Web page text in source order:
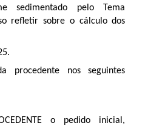
sedimentado pelo Tema
refletir sobre o cálculo dos
procedente nos seguintes
o pedido inicial,